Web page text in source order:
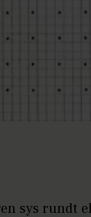
sys rundt